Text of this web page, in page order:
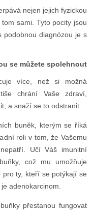
nejen jejich fyzickou
sami. Tyto pocity jsou
podobnou diagnózou je s
se můžete spolehnout
více, než si možná
chrání Vaše zdraví,
a snaží se to odstranit.
buněk, kterým se říká
roli v tom, že Vašemu
Učí Váš imunitní
což mu umožňuje
pro ty, kteří se potýkají se
adenokarcinom.
přestanou fungovat